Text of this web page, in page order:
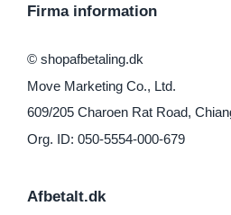
Firma information
© shopafbetaling.dk
Move Marketing Co., Ltd.
609/205 Charoen Rat Road,
Org. ID: 050-5554-000-679
Afbetalt.dk